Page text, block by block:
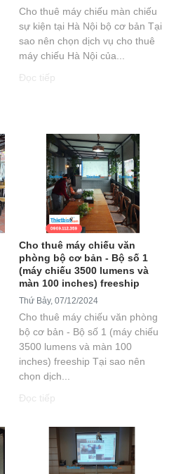
Cho thuê máy chiếu màn chiếu
sự kiện tại Hà Nội bộ cơ bản Tại
sao nên chọn dịch vụ cho thuê
máy chiếu Hà Nội của...
Đọc tiếp
Cho thuê máy chiếu văn
phòng bộ cơ bản - Bộ số 1
(máy chiếu 3500 lumens và
màn 100 inches) freeship
Thứ Bảy, 07/12/2024
Cho thuê máy chiếu văn phòng
bộ cơ bản - Bộ số 1 (máy chiếu
3500 lumens và màn 100
inches) freeship Tại sao nên
chọn dịch...
Đọc tiếp